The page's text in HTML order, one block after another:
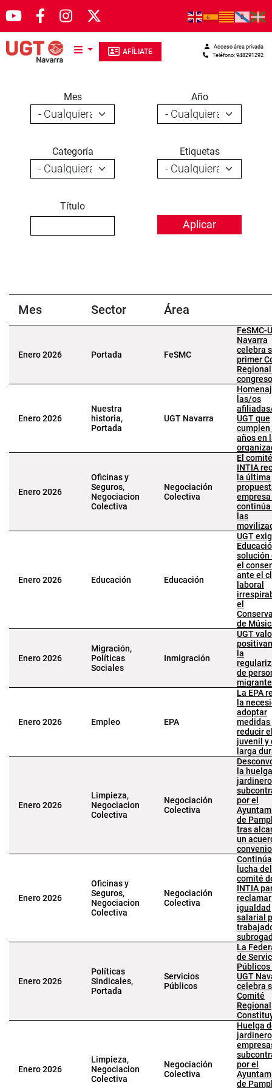
Pasar al contenido principal
AFÍLIATE Teléfono: 948291292
Acceso área privada
Mes Año
Categoría Etiquetas
Título
Mes Sector Área
Enero 2026 Portada FeSMC
FeSMC-
Navarra
celebra
primer
congreso
Enero 2026
Nuestra
historia,
Portada
UGT Navarra
las/os
UGT que
cumplen
años en
Enero 2026
Oficinas y
Seguros,
Negociacion
Colectiva
Negociación
Colectiva
El
INTIA
la última
empresa
continúa
las
Enero 2026 Educación Educación
UGT
solución
el
ante el
laboral
el
de
Enero 2026
Migración,
Políticas
Sociales
Inmigración
UGT
la
de
Enero 2026 Empleo EPA
La EPA
la
adoptar
medidas
reducir
juvenil y
larga
Enero 2026
Limpieza,
Negociacion
Colectiva
Negociación
Colectiva
la
por el
de
tras
un
convenio
Enero 2026
Oficinas y
Seguros,
Negociacion
Colectiva
Negociación
Colectiva
lucha del
comité
INTIA
reclamar
igualdad
salarial
Enero 2026
Políticas
Sindicales,
Portada
Servicios
Públicos
La
de
Públicos
UGT
celebra
Comité
Regional
Enero 2026
Limpieza,
Negociacion
Colectiva
Negociación
Colectiva
Huelga
por el
de